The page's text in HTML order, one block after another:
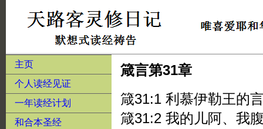
主页
个人读经见证
一年读经计划
和合本圣经
箴言第31章
箴31:1 利慕伊勒王的
箴31:2 我的儿阿、我